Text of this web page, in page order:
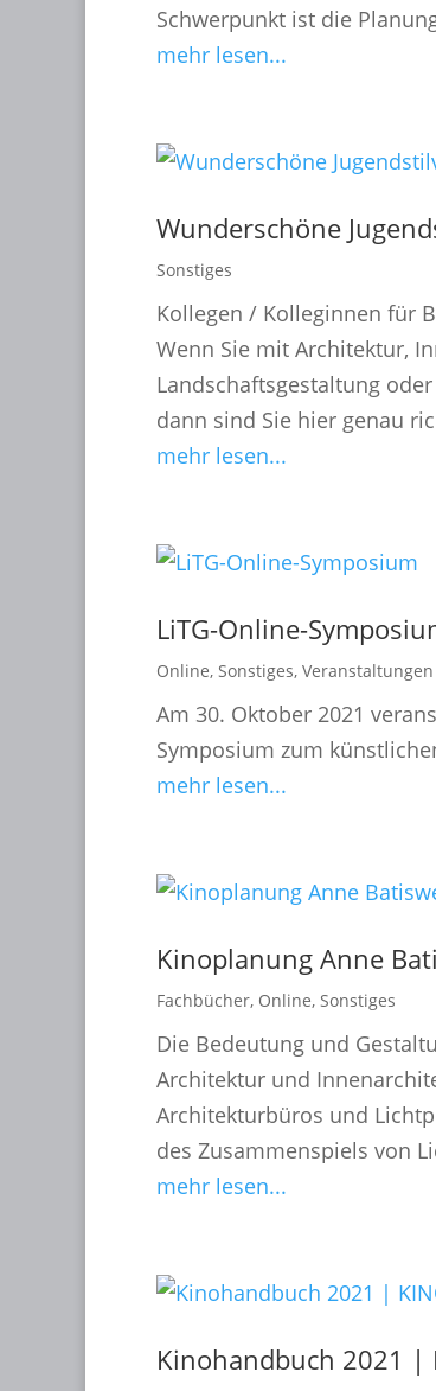
Schwerpunkt ist die
mehr lesen...
Wunderschöne
Sonstiges
Kollegen / Kolleginnen für
Wenn Sie mit Architektur,
Landschaftsgestaltung
dann sind Sie hier genau
mehr lesen...
LiTG-Online-
Online, Sonstiges, Veranstaltungen
Am 30. Oktober 2021
Symposium zum
mehr lesen...
Kinoplanung Anne
Fachbücher, Online, Sonstiges
Die Bedeutung und
Architektur und
Architekturbüros und
des Zusammenspiels von
mehr lesen...
Kinohandbuch 2021 |